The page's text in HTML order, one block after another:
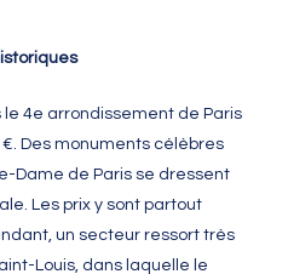
4e arrondissement de Paris
Des monuments célèbres
Dame de Paris se dressent
Les prix y sont partout
un secteur ressort très
Louis, dans laquelle le